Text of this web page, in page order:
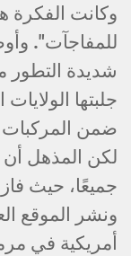
وكانت الفكرة
للمفاجآت".
ضمن المركبات
لكن المذهل أن
جميعًا، حيث
أمريكية في